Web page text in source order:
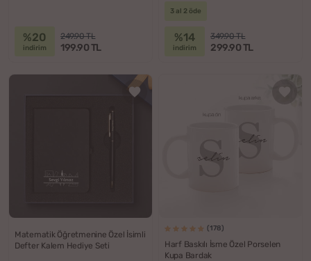
%20
indirim
249.90 TL
199.90 TL
3 al 2 öde
%14
indirim
349.90 TL
299.90 TL
Matematik Öğretmenine Özel İsimli
Defter Kalem Hediye Seti
(178)
Harf Baskılı İsme Özel Porselen
Kupa Bardak